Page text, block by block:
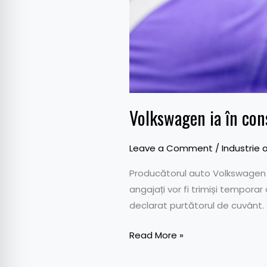
Volkswagen ia în
Leave a Comment / Industrie
Producătorul auto
angajați vor fi trimiși temporar
declarat purtătorul de cuvânt.
Read More »